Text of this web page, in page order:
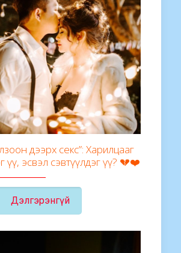
дээрх секс”: Харилцааг
үү, эсвэл сэвтүүлдэг үү? 💔❤️
Дэлгэрэнгүй